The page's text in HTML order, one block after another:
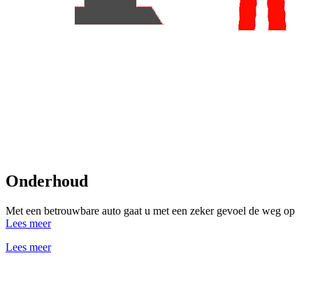
Onderhoud
Met een betrouwbare auto gaat u met een zeker gevoel de weg op
Lees meer
Lees meer